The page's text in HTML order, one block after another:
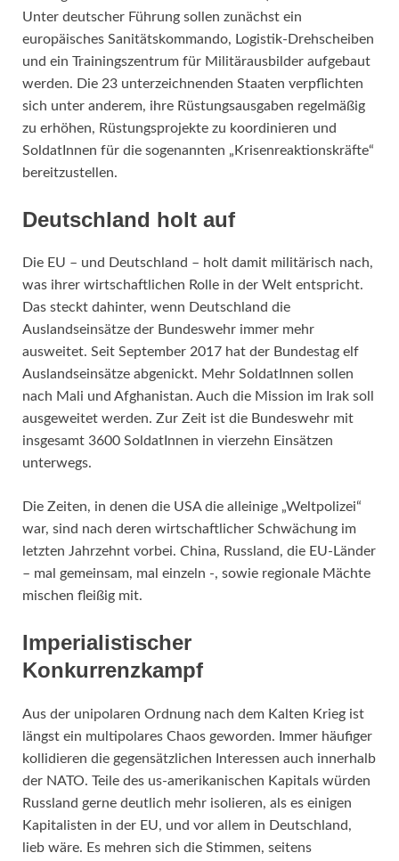
Unter deutscher Führung sollen zunächst ein
europäisches Sanitätskommando, Logistik-Drehscheiben
und ein Trainingszentrum für Militärausbilder aufgebaut
werden. Die 23 unterzeichnenden Staaten verpflichten
sich unter anderem, ihre Rüstungsausgaben regelmäßig
zu erhöhen, Rüstungsprojekte zu koordinieren und
SoldatInnen für die sogenannten „Krisenreaktionskräfte“
bereitzustellen.
Deutschland holt auf
Die EU – und Deutschland – holt damit militärisch nach,
was ihrer wirtschaftlichen Rolle in der Welt entspricht.
Das steckt dahinter, wenn Deutschland die
Auslandseinsätze der Bundeswehr immer mehr
ausweitet. Seit September 2017 hat der Bundestag elf
Auslandseinsätze abgenickt. Mehr SoldatInnen sollen
nach Mali und Afghanistan. Auch die Mission im Irak soll
ausgeweitet werden. Zur Zeit ist die Bundeswehr mit
insgesamt 3600 SoldatInnen in vierzehn Einsätzen
unterwegs.
Die Zeiten, in denen die USA die alleinige „Weltpolizei“
war, sind nach deren wirtschaftlicher Schwächung im
letzten Jahrzehnt vorbei. China, Russland, die EU-Länder
– mal gemeinsam, mal einzeln -, sowie regionale Mächte
mischen fleißig mit.
Imperialistischer
Konkurrenzkampf
Aus der unipolaren Ordnung nach dem Kalten Krieg ist
längst ein multipolares Chaos geworden. Immer häufiger
kollidieren die gegensätzlichen Interessen auch innerhalb
der NATO. Teile des us-amerikanischen Kapitals würden
Russland gerne deutlich mehr isolieren, als es einigen
Kapitalisten in der EU, und vor allem in Deutschland,
lieb wäre. Es mehren sich die Stimmen, seitens